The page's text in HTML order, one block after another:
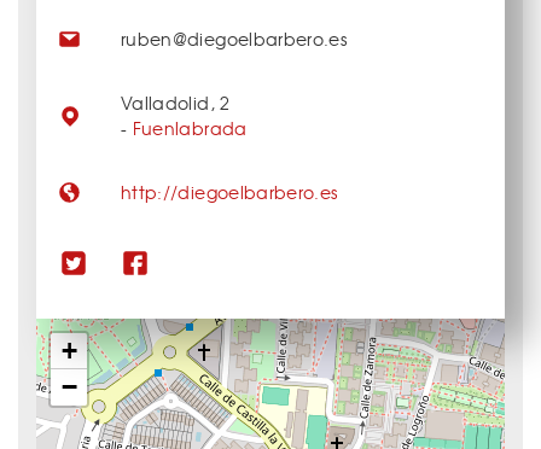
+
−
ruben@diegoelbarbero.es
Valladolid, 2
- Fuenlabrada
http://diegoelbarbero.es